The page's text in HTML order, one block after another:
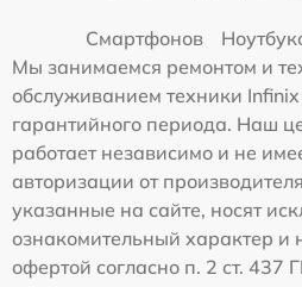
Смартфонов
Мы занимаемся ремонтом и
обслуживанием техники
гарантийного периода. Наш
работает независимо и не
авторизации от
указанные на сайте, носят
ознакомительный характер и
офертой согласно п. 2 ст. 437